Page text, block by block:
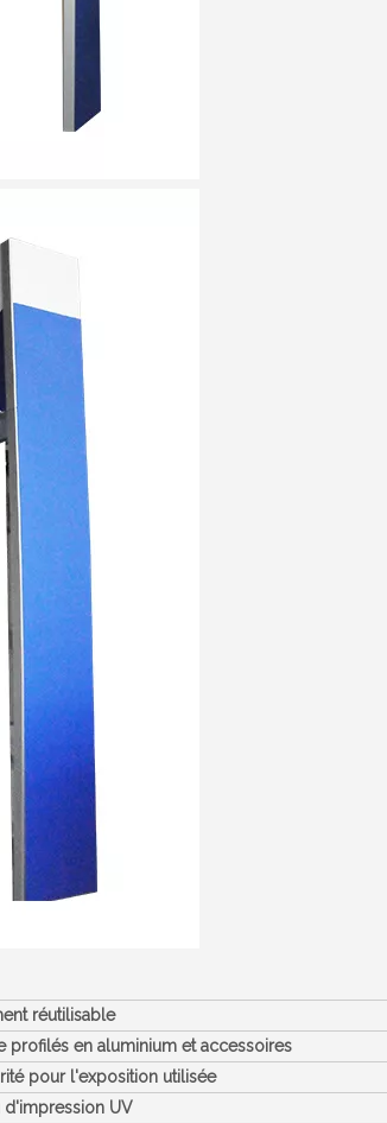
réutilisable
profilés en aluminium et accessoires
pour l'exposition utilisée
d'impression UV